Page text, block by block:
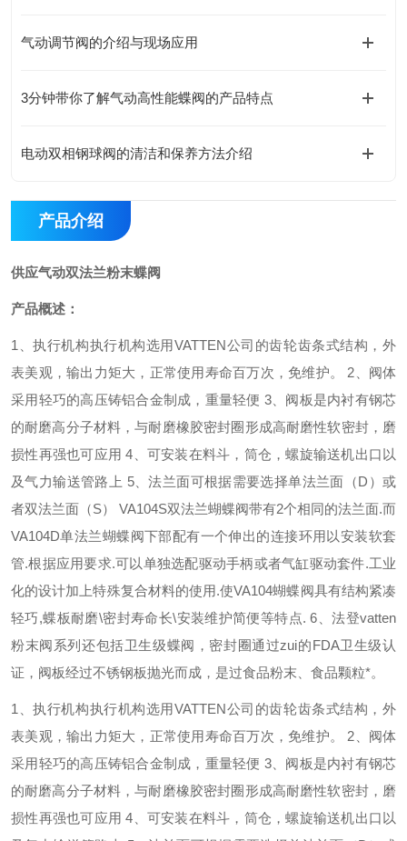
气动调节阀的介绍与现场应用
3分钟带你了解气动高性能蝶阀的产品特点
电动双相钢球阀的清洁和保养方法介绍
产品介绍
供应气动双法兰粉末蝶阀
产品概述：
1 、执行机构执行机构选用VATTEN公司的齿轮齿条式结构，外
表美观，输出力矩大，正常使用寿命百万次，免维护。
2 、阀体
采用轻巧的高压铸铝合金制成，重量轻便 3、阀板是内衬有钢芯
的耐磨高分子材料，与耐磨橡胶密封圈形成高耐磨性软密封，磨
损性再强也可应用 4 、可安装在料斗，筒仓，螺旋输送机出口以
及气力输送管路上 5、法兰面可根据需要选择单法兰面（D ）或
者双法兰面（S） VA104S双法兰蝴蝶阀带有2个相同的法兰面.而
VA104D单法兰蝴蝶阀下部配有一个伸出的连接环用以安装软套
管.根据应用要求.可以单独选配驱动手柄或者气缸驱动套件.工业
化的设计加上特殊复合材料的使用.使VA104蝴蝶阀具有结构紧凑
轻巧,蝶板耐磨\密封寿命长\安装维护简便等特点. 6 、法登vatten
粉末阀系列还包括卫生级蝶阀，密封圈通过zui的FDA卫生级认
证，阀板经过不锈钢板抛光而成，是过食品粉末、食品颗粒*。
1 、执行机构执行机构选用VATTEN公司的齿轮齿条式结构，外
表美观，输出力矩大，正常使用寿命百万次，免维护。
2 、阀体
采用轻巧的高压铸铝合金制成，重量轻便 3、阀板是内衬有钢芯
的耐磨高分子材料，与耐磨橡胶密封圈形成高耐磨性软密封，磨
损性再强也可应用 4 、可安装在料斗，筒仓，螺旋输送机出口以